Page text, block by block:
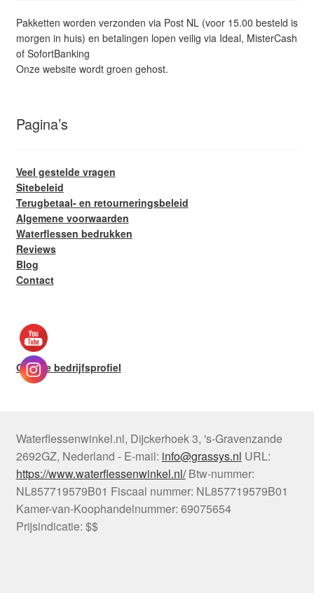
Pakketten worden verzonden via Post NL (voor 15.00 besteld is
morgen in huis) en betalingen lopen veilig via Ideal, MisterCash
of SofortBanking
Onze website wordt groen gehost.
Pagina’s
Veel gestelde vragen
Sitebeleid
Terugbetaal- en retourneringsbeleid
Algemene voorwaarden
Waterflessen bedrukken
Reviews
Blog
Contact
Google bedrijfsprofiel
Waterflessenwinkel.nl, Dijckerhoek 3, 's-Gravenzande
2692GZ, Nederland - E-mail: info@grassys.nl URL:
https://www.waterflessenwinkel.nl/ Btw-nummer:
NL857719579B01 Fiscaal nummer: NL857719579B01
Kamer-van-Koophandelnummer: 69075654
Prijsindicatie: $$